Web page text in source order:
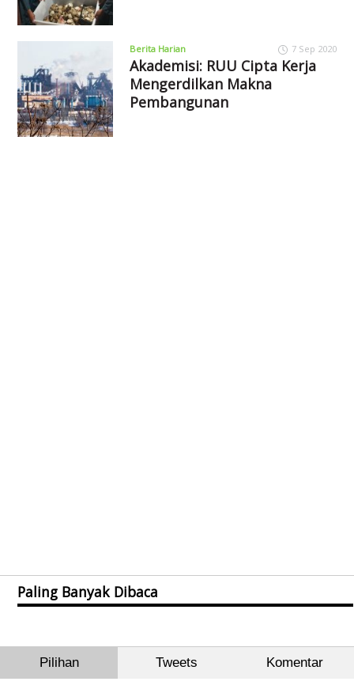
Berita Harian 7 Sep 2020
Akademisi: RUU Cipta Kerja
Mengerdilkan Makna
Pembangunan
Paling Banyak Dibaca
Pilihan Tweets Komentar